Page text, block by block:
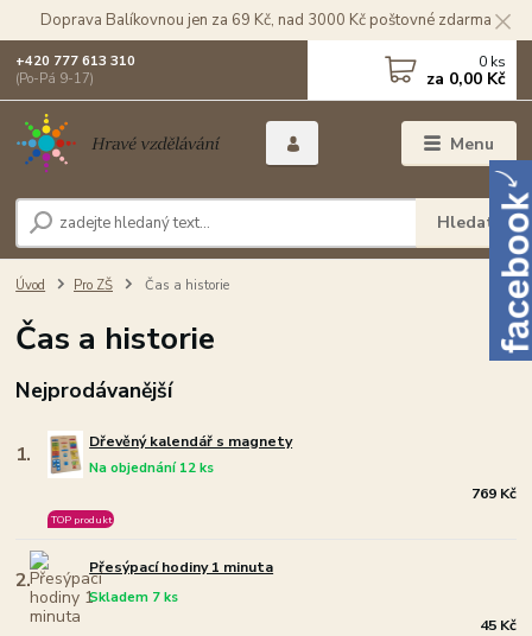
Doprava Balíkovnou jen za 69 Kč, nad 3000 Kč poštovné zdarma
Menu
Hledat
+420 777 613 310
(Po-Pá 9-17)
0 ks
za 0,00 Kč
Úvod Pro ZŠ Čas a historie
Čas a historie
Nejprodávanější
1. Dřevěný kalendář s magnety
Na objednání 12 ks
TOP produkt
769 Kč
2. Přesýpací hodiny 1 minuta
Skladem 7 ks
45 Kč